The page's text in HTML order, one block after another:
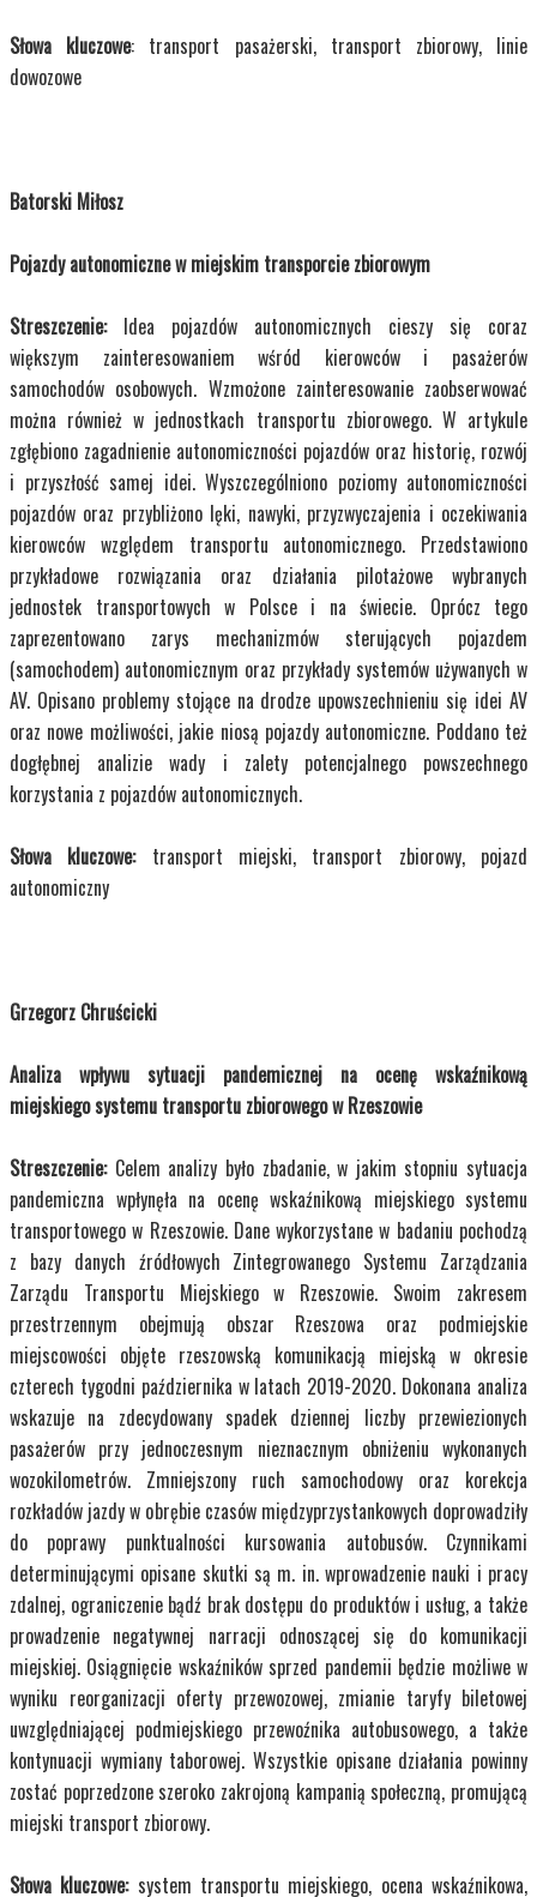
Słowa kluczowe: transport
pasażerski, transport zbiorowy, linie
dowozowe
Batorski Miłosz
Pojazdy autonomiczne w miejskim transporcie zbiorowym
Streszczenie: Idea pojazdów autonomicznych cieszy się coraz
większym zainteresowaniem wśród kierowców i pasażerów
samochodów osobowych. Wzmożone zainteresowanie zaobserwować
można również w jednostkach transportu zbiorowego. W artykule
zgłębiono zagadnienie autonomiczności pojazdów oraz historię, rozwój
i przyszłość samej idei. Wyszczególniono poziomy autonomiczności
pojazdów oraz przybliżono lęki, nawyki, przyzwyczajenia i oczekiwania
kierowców względem transportu autonomicznego. Przedstawiono
przykładowe rozwiązania oraz działania pilotażowe wybranych
jednostek transportowych w Polsce i na świecie. Oprócz tego
zaprezentowano zarys mechanizmów sterujących pojazdem
(samochodem) autonomicznym oraz przykłady systemów używanych w
AV. Opisano problemy stojące na drodze upowszechnieniu się idei AV
oraz nowe możliwości, jakie niosą pojazdy autonomiczne. Poddano też
dogłębnej analizie wady i zalety potencjalnego powszechnego
korzystania z pojazdów autonomicznych.
Słowa kluczowe: transport miejski, transport zbiorowy, pojazd
autonomiczny
Grzegorz Chruścicki
Analiza wpływu sytuacji pandemicznej na ocenę wskaźnikową
miejskiego systemu transportu zbiorowego w Rzeszowie
Streszczenie: Celem analizy było zbadanie, w jakim stopniu sytuacja
pandemiczna wpłynęła na ocenę wskaźnikową miejskiego systemu
transportowego w Rzeszowie. Dane wykorzystane w badaniu pochodzą
z bazy danych źródłowych Zintegrowanego Systemu Zarządzania
Zarządu Transportu Miejskiego w Rzeszowie. Swoim zakresem
przestrzennym obejmują obszar Rzeszowa oraz podmiejskie
miejscowości objęte rzeszowską komunikacją miejską w okresie
czterech tygodni października w latach 2019-2020. Dokonana analiza
wskazuje na zdecydowany spadek dziennej liczby przewiezionych
pasażerów przy jednoczesnym nieznacznym obniżeniu wykonanych
wozokilometrów. Zmniejszony ruch samochodowy oraz korekcja
rozkładów jazdy w obrębie czasów międzyprzystankowych doprowadziły
do poprawy punktualności kursowania autobusów. Czynnikami
determinującymi opisane skutki są m. in. wprowadzenie nauki i pracy
zdalnej, ograniczenie bądź brak dostępu do produktów i usług, a także
prowadzenie negatywnej narracji odnoszącej się do komunikacji
miejskiej. Osiągnięcie wskaźników sprzed pandemii będzie możliwe w
wyniku reorganizacji oferty przewozowej, zmianie taryfy biletowej
uwzględniającej podmiejskiego przewoźnika autobusowego, a także
kontynuacji wymiany taborowej. Wszystkie opisane działania powinny
zostać poprzedzone szeroko zakrojoną kampanią społeczną, promującą
miejski transport zbiorowy.
Słowa kluczowe:system transportu miejskiego, ocena wskaźnikowa,